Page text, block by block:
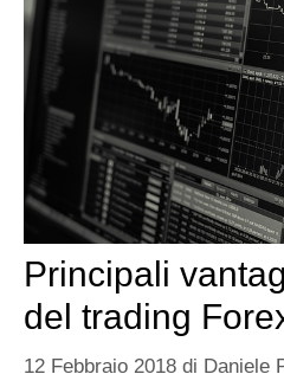
Principali
del trading
12 Febbraio 2018 di Daniele